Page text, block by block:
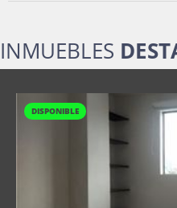
INMUEBLES
DISPONIBLE